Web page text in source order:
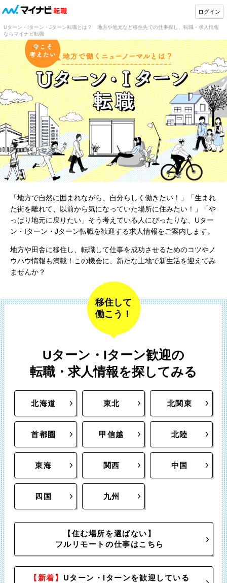
ログイン
Uターン・Iターン・Jターン転職とは？ 地方や地元など移住先での仕事探し、転職・求人情報
ならマイナビ転職
「地方で自然に囲まれながら、自分らしく働きたい！」「生まれ
た街を離れて、以前から気になっていた場所に住みたい！」「や
っぱり地元に戻りたい」そう考えている人にぴったりな、Uター
ン・Iターン・Jターン転職を歓迎する求人情報をご案内します。
地方や田舎に移住し、転職して仕事を成功させるためのコツやノ
ウハウ情報も満載！この機会に、新たな土地で新生活を迎えてみ
ませんか？
移住して
働こう！
Uターン・Iターン歓迎の
転職・求人情報を探してみる
北海道 東北 北関東
首都圏 甲信越 北陸
東海 関西 中国
四国 九州
【住む場所を選ばない】
フルリモートの仕事はこちら
【新着】 Uターン・Iターンを歓迎している